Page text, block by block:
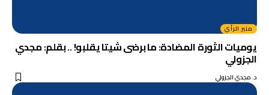
منبر الرأي
يوميات الثورة المضادة: ما برضى شيتا يقلبو! .. بقلم: مجدي
الجزولي
د. مجدي الجزولي